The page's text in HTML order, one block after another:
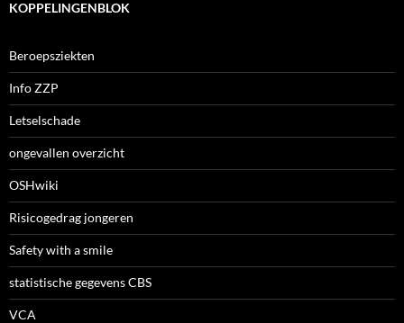
KOPPELINGENBLOK
Beroepsziekten
Info ZZP
Letselschade
ongevallen overzicht
OSHwiki
Risicogedrag jongeren
Safety with a smile
statistische gegevens CBS
VCA